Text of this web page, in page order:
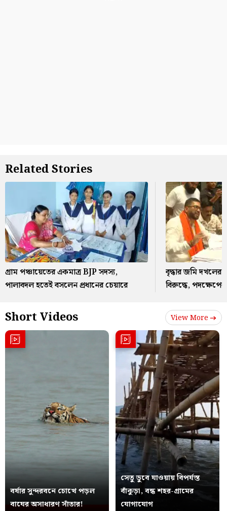
Related Stories
গ্রাম পঞ্চায়েতের একমাত্র BJP সদস্য,
পালাবদল হতেই বসলেন প্রধানের চেয়ারে
বৃদ্ধার জমি
বিরুদ্ধে,
Short Videos View More
বর্ষার সুন্দরবনে চোখে পড়ল
বাঘের অসাধারণ সাঁতার!
সেতু ডুবে যাওয়ায় বিপর্যস্ত
বাঁকুড়া, বন্ধ শহর-গ্রামের
যোগাযোগ